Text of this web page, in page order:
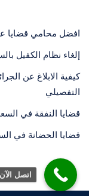
افضل محامي قضايا
إلغاء نظام الكفيل
كيفية الابلاغ عن
التفصيلي
قضايا النفقة في
قضايا الحضانة في
اتصل الآن